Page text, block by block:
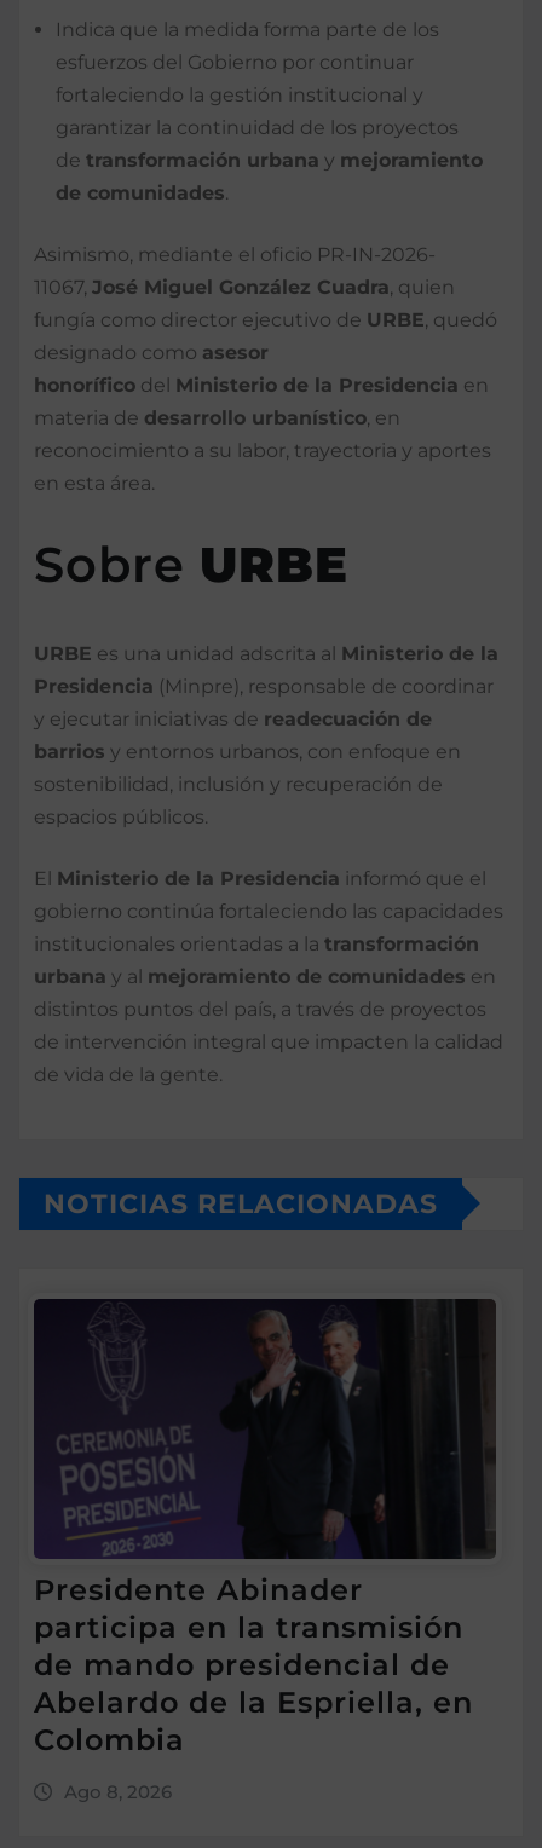
Indica que la medida forma parte de los
esfuerzos del Gobierno por continuar
fortaleciendo la gestión institucional y
garantizar la continuidad de los proyectos
de transformación urbana y mejoramiento
de comunidades
Asimismo, mediante el oficio PR-IN-2026-
11067, José Miguel González Cuadra , quien
fungía como director ejecutivo de URBE , quedó
designado como asesor
honorífico del Ministerio de la Presidencia en
materia de desarrollo urbanístico , en
reconocimiento a su labor, trayectoria y aportes
en esta área.
Sobre URBE
URBE es una unidad adscrita al Ministerio de la
Presidencia (Minpre), responsable de coordinar
y ejecutar iniciativas de readecuación de
barrios y entornos urbanos, con enfoque en
sostenibilidad, inclusión y recuperación de
espacios públicos.
El Ministerio de la Presidencia informó que el
gobierno continúa fortaleciendo las capacidades
institucionales orientadas a la transformación
urbana y al mejoramiento de comunidades en
distintos puntos del país, a través de proyectos
de intervención integral que impacten la calidad
de vida de la gente.
NOTICIAS RELACIONADAS
Presidente Abinader
participa en la transmisión
de mando presidencial de
Abelardo de la Espriella, en
Colombia
Ago 8, 2026